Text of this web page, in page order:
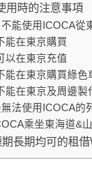
用時的注意事項
能使用ICOCA從
能在東京購買
以在東京充值
能在東京購買綠色
能在東京及周邊製
法使用ICOCA的
乘坐東海道&
長期均可的租